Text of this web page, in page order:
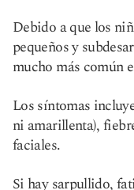
Debido a que los
pequeños y
mucho más común
Los síntomas
ni amarillenta),
faciales.
Si hay sarpullido,